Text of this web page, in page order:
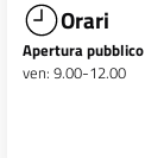
Orari
Apertura pubblico
ven: 9.00-12.00